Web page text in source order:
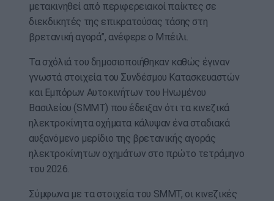
μετακινηθεί από περιφερειακοί παίκτες σε
διεκδικητές της επικρατούσας τάσης στη
βρετανική αγορά”, ανέφερε ο Μπέιλι.
Τα σχόλιά του δημοσιοποιήθηκαν καθώς έγιναν
γνωστά στοιχεία του Συνδέσμου Κατασκευαστών
και Εμπόρων Αυτοκινήτων του Ηνωμένου
Βασιλείου (SMMT) που έδειξαν ότι τα κινεζικά
ηλεκτροκίνητα οχήματα κάλυψαν ένα σταδιακά
αυξανόμενο μερίδιο της βρετανικής αγοράς
ηλεκτροκίνητων οχημάτων στο πρώτο τετράμηνο
του 2026.
Σύμφωνα με τα στοιχεία του SMMT, οι κινεζικές